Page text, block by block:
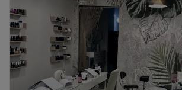
Ειδικεύονται σε: Θεραπείες προσώπου και
αποτρίχωση, ημιμόνιμο μακιγιάζ.
Go to venue
Πέμπτη
Παρασκευή
Σάββατο
Κυριακή